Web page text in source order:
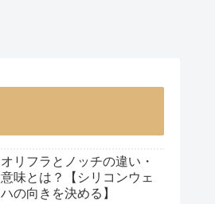
オリフラとノッチの違い・
意味とは？【シリコンウェ
ハの向きを決める】